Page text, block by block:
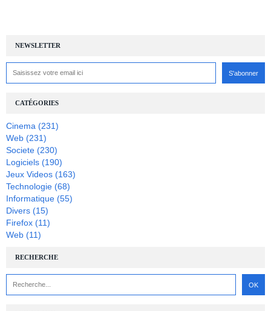
NEWSLETTER
RECHERCHE
CATÉGORIES
Cinema (231)
Web (231)
Societe (230)
Logiciels (190)
Jeux Videos (163)
Technologie (68)
Informatique (55)
Divers (15)
Firefox (11)
Web (11)